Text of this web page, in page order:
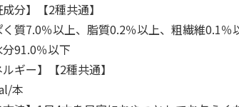
1,550円
(送料別・税込)
1,320円
(送料別・税込)
470円
(送料別・
成分】【2種共通】
く質7.0％以上、脂質0.2％以上、粗繊維0.1％
91.0％以下
ルギー】【2種共通】
本